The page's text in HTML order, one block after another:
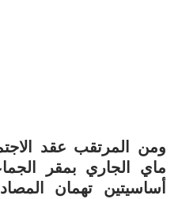
ماي الجاري بمقر
أساسيتين تهمان